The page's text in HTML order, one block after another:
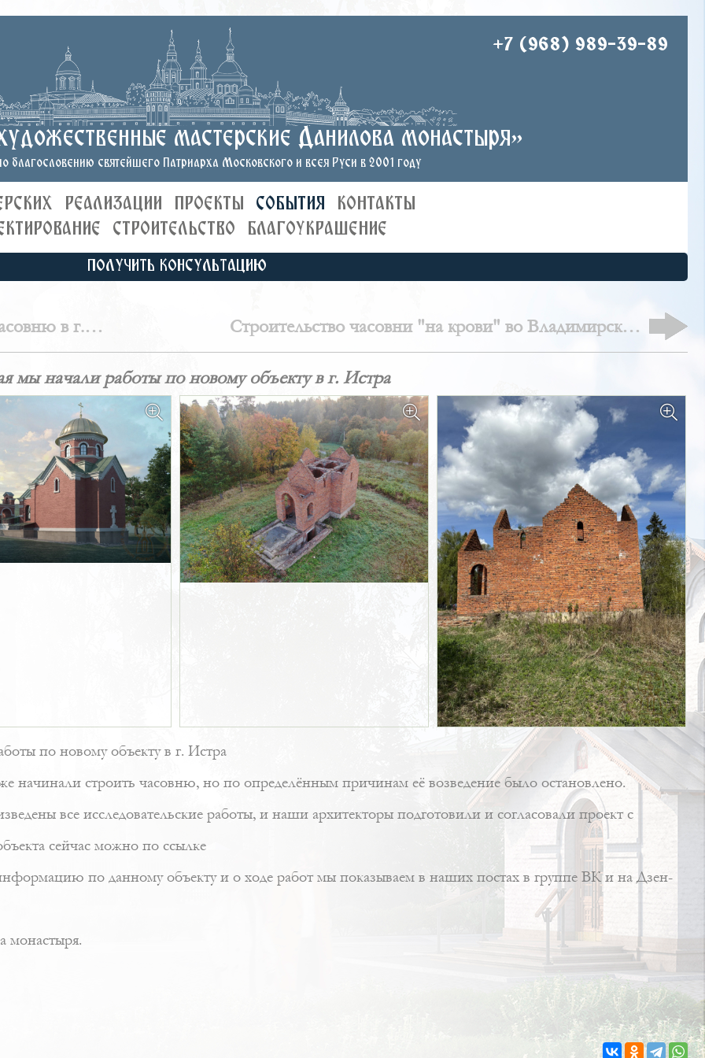
+7 (968) 989-39-89
мастерские Данилова монастыря»
благословению святейшего Патриарха Московского и всея Руси в 2001 году
РЕАЛИЗАЦИИ ПРОЕКТЫ СОБЫТИЯ
КОНТАКТЫ
СТРОИТЕЛЬСТВО БЛАГОУКРАШЕНИЕ
ПОЛУЧИТЬ КОНСУЛЬТАЦИЮ
в г.
Строительство часовни "на крови" во Владимирской
мы начали работы по новому объекту в г. Истра
по новому объекту в г. Истра
начинали строить часовню, но по определённым причинам её возведение было остановлено.
все исследовательские работы, и наши архитекторы подготовили и согласовали проект с
сейчас можно по ссылке
по данному объекту и о ходе работ мы показываем в наших постах в группе ВК и на Дзен-
монастыря.